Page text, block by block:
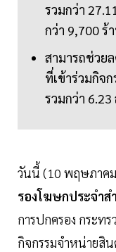
รวมกว่า
กว่า 9,700 ร้
สามารถช่วย
ที่เข้าร่วมกิจ
รวมกว่า
วันนี้ (10 พฤษภาค
รองโฆษกประจำ
การปกครอง กระท
กิจกรรมจำหน่ายสิน